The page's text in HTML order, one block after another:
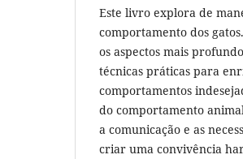
Este livro explora de
comportamento dos
os aspectos mais
técnicas práticas para
comportamentos
do comportamento
a comunicação e as
criar uma convivência